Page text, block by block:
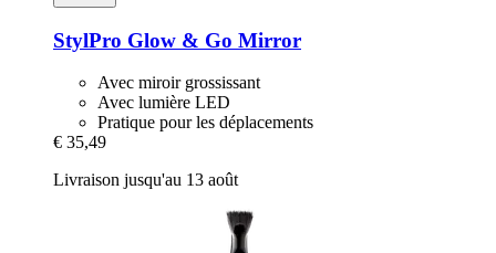
StylPro Glow & Go Mirror
Avec miroir grossissant
Avec lumière LED
Pratique pour les déplacements
€ 35,49
Livraison jusqu'au 13 août